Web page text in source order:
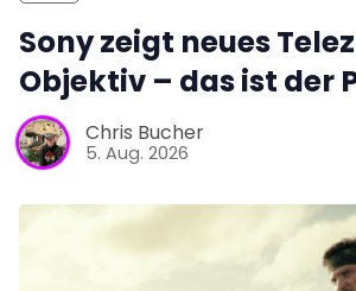
Sony zeigt neues
Objektiv – das ist der
Chris Bucher
5. Aug. 2026